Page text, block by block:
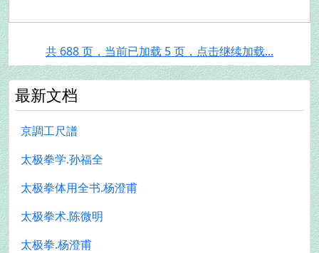
共 688 页，当前已加载 5 页，点击继续加载...
最新文档
京調工尺譜
太极拳学.孙福全
太极拳体用全书.杨澄甫
太极拳术.陈微明
太极拳.杨澄甫